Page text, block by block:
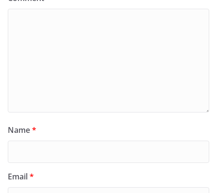
Name*
Email*